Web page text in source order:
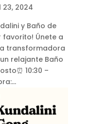
23, 2024
y Baño de
favorito! Únete a
transformadora
relajante Baño
10:30 –